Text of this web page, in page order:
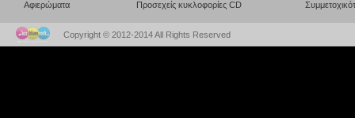
Αφιερώματα
Προσεχείς κυκλοφορίες CD
Copyright © 2012-2014 All Rights Reserved